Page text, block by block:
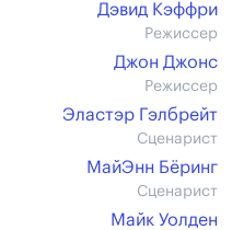
Дэвид Кэффри
Режиссер
Джон Джонс
Режиссер
Эластэр Гэлбрейт
Сценарист
МайЭнн Бёринг
Сценарист
Майк Уолден